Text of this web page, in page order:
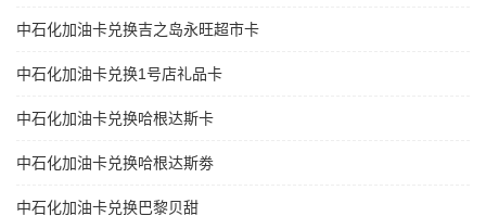
中石化加油卡兑换吉之岛永旺超市卡
中石化加油卡兑换1号店礼品卡
中石化加油卡兑换哈根达斯卡
中石化加油卡兑换哈根达斯劵
中石化加油卡兑换巴黎贝甜